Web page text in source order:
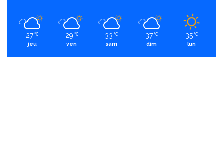
27 ℃
jeu
29 ℃
ven
33 ℃
sam
37 ℃
dim
35 ℃
lun